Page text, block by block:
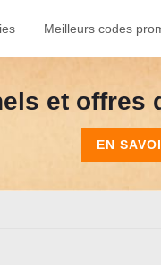
Meilleurs codes
et
EN